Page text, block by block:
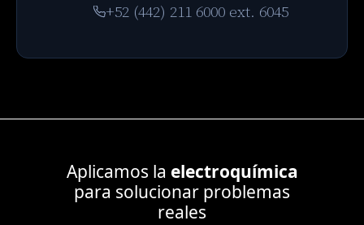
+52 (442) 211 6000 ext. 6045
Aplicamos la electroquímica
para solucionar problemas
reales